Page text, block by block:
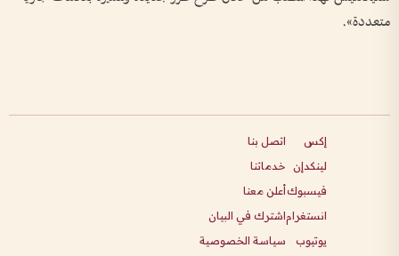
متعددة».
إكس
لينكدإن
فيسبوك
انستغرام
يوتيوب
اتصل بنا
خدماتنا
أعلن معنا
اشترك في البيان
سياسة الخصوصية